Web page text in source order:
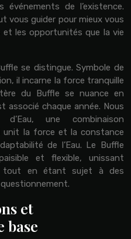
de l’existence.
vous guider pour mieux vous
les opportunités que la vie
se distingue. Symbole de
il incarne la force tranquille
du Buffle se nuance en
associé chaque année. Nous
une combinaison
unit la force et la constance
de l’Eau. Le Buffle
et flexible, unissant
tout en étant sujet à des
et
base